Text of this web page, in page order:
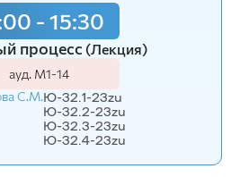
- 15:30
процесс (Лекция)
ауд. М1-14
С.М.Ю-32.1-23zu
Ю-32.2-23zu
Ю-32.3-23zu
Ю-32.4-23zu